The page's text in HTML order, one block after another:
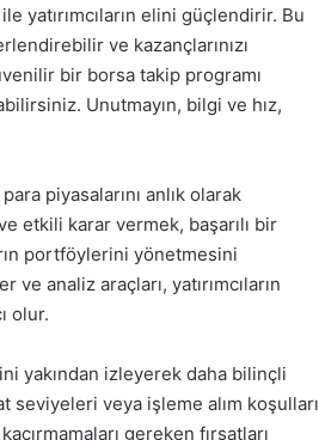
yatırımcıların elini güçlendirir. Bu
ve kazançlarınızı
bir borsa takip programı
Unutmayın, bilgi ve hız,
piyasalarını anlık olarak
etkili karar vermek, başarılı bir
portföylerini yönetmesini
analiz araçları, yatırımcıların
olur.
yakından izleyerek daha bilinçli
veya işleme alım koşulları
gereken fırsatları